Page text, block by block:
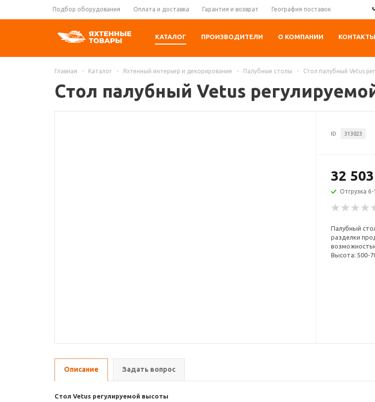
Подбор оборудования Оплата и доставка Гарантия и возврат География поставок
КАТАЛОГ ПРОИЗВОДИТЕЛИ О КОМПАНИИ КОНТАКТЫ
Главная - Каталог - Яхтенный интерьер и декорирование - Палубные столы - Стол палубный Vetus
Стол палубный Vetus
ID 313023
32
Отгрузка
Палубный
разделки
Высота: 500-
Описание Задать вопрос
Стол Vetus регулируемой высоты